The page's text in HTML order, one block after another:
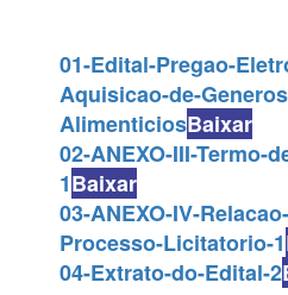
01-Edital-Pregao-
Aquisicao-de-
AlimenticiosBaixar
02-ANEXO-III-Termo-
1Baixar
03-ANEXO-IV-
Processo-Licitatorio-1
04-Extrato-do-Edital-2